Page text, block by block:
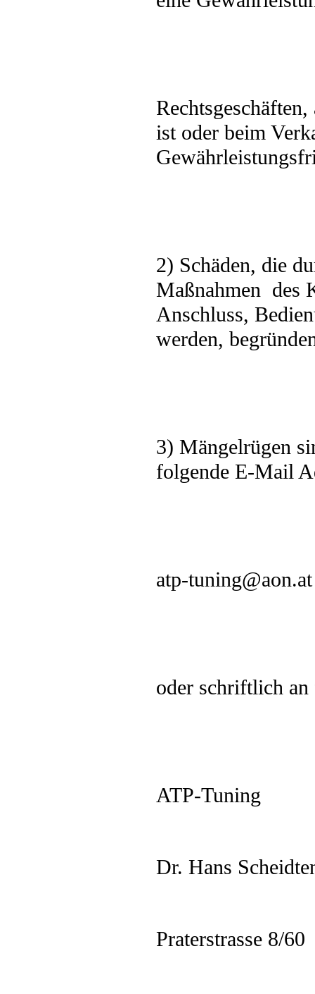
ist oder beim
2) Schäden, die
Maßnahmen des
Anschluss,
werden,
3) Mängelrügen
folgende E-Mail
atp-tuning@aon.at
oder schriftlich an
ATP-Tuning
Dr. Hans
Praterstrasse 8/60